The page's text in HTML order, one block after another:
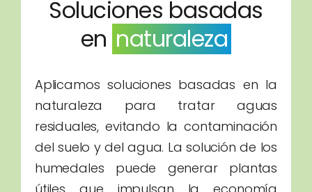
Soluciones basadas
en naturaleza
Aplicamos soluciones basadas en la
naturaleza para tratar aguas
residuales, evitando la contaminación
del suelo y del agua. La solución de los
humedales puede generar plantas